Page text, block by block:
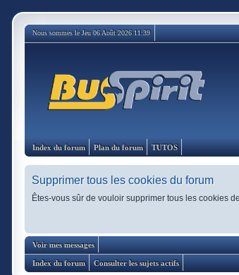
Nous sommes le Jeu 06 Août 2026 11:39
Index du forum Plan du forum TUTOS
Supprimer tous les cookies du forum
Êtes-vous sûr de vouloir supprimer tous les cookies
Voir mes messages
Index du forum Consulter les sujets actifs